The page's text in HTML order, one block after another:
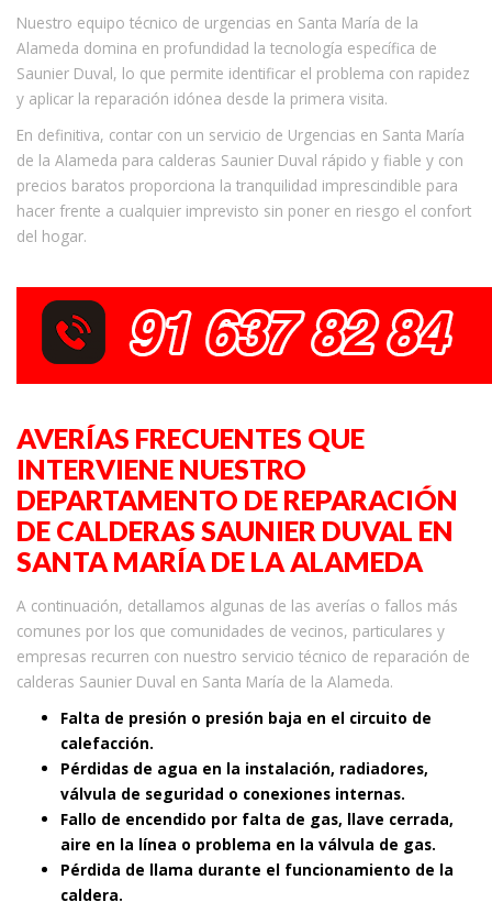
Nuestro equipo técnico de urgencias en Santa María de la
Alameda domina en profundidad la tecnología específica de
Saunier Duval, lo que permite identificar el problema con rapidez
y aplicar la reparación idónea desde la primera visita.
En definitiva, contar con un servicio de Urgencias en Santa María
de la Alameda para calderas Saunier Duval rápido y fiable y con
precios baratos proporciona la tranquilidad imprescindible para
hacer frente a cualquier imprevisto sin poner en riesgo el confort
del hogar.
AVERÍAS FRECUENTES QUE
INTERVIENE NUESTRO
DEPARTAMENTO DE REPARACIÓN
DE CALDERAS SAUNIER DUVAL EN
SANTA MARÍA DE LA ALAMEDA
A continuación, detallamos algunas de las averías o fallos más
comunes por los que comunidades de vecinos, particulares y
empresas recurren con nuestro servicio técnico de reparación de
calderas Saunier Duval en Santa María de la Alameda.
Falta de presión o presión baja en el circuito de
calefacción.
Pérdidas de agua en la instalación, radiadores,
válvula de seguridad o conexiones internas.
Fallo de encendido por falta de gas, llave cerrada,
aire en la línea o problema en la válvula de gas.
Pérdida de llama durante el funcionamiento de la
caldera.